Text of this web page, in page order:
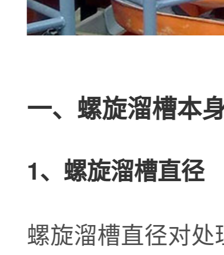
一、螺旋溜槽本
1、螺旋溜槽直径
螺旋溜槽直径对